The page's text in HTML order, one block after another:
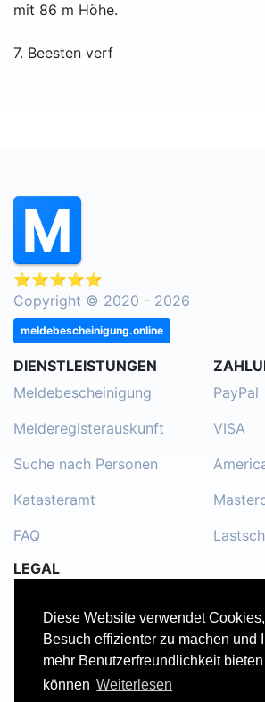
Diese Website verwendet
Besuch effizienter zu machen und
mehr Benutzerfreundlichkeit bieten
können Weiterlesen
mit 86 m Höhe.
7. Beesten verf
⭐⭐⭐⭐⭐
Copyright © 2020 - 2026
meldebescheinigung.online
DIENSTLEISTUNGEN
Meldebescheinigung
Melderegisterauskunft
Suche nach Personen
Katasteramt
FAQ
PayPal
VISA
LEGAL
Kontakt
Datenschutzerklärung